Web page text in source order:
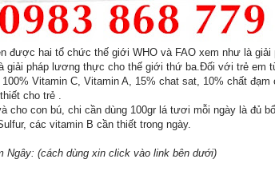
được hai tổ chức thế giới WHO và FAO xem như là
giải pháp lương thực cho thế giới thứ ba.Đối với trẻ em
Vitamin C, Vitamin A, 15% chat sat, 10% chất
cho trẻ .
cho con bú, chi cần dùng 100gr lá tươi mỗi ngày là đủ
các vitamin B cần thiết trong ngày.
Ngây: (cách dùng xin click vào link bên dưới)